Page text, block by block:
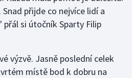
přijde co nejvíce lidí a
si útočník Sparty Filip
výzvě. Jasně poslední celek
místě bod k dobru na